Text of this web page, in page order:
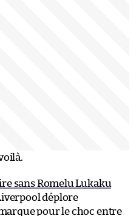
sans Romelu Lukaku
déplore
pour le choc entre